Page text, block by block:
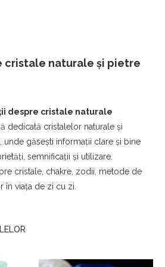
cristale naturale și pietre
despre cristale naturale
dedicată cristalelor naturale și
unde găsești informații clare și bine
semnificații și utilizare.
cristale, chakre, zodii, metode de
în viața de zi cu zi.